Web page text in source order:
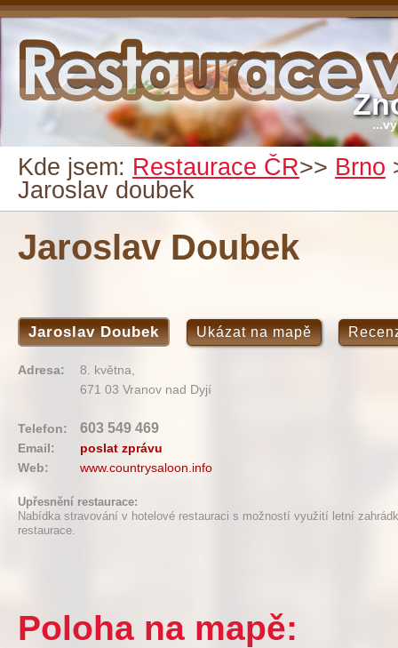
Kde jsem: Restaurace ČR>> Brno
Jaroslav doubek
Jaroslav Doubek
Jaroslav Doubek Ukázat na mapě
Adresa:
8. května,
671 03 Vranov nad Dyjí
Telefon: 603 549 469
Email:
poslat zprávu
Web:
www.countrysaloon.info
Upřesnění restaurace:
Nabídka stravování v hotelové restauraci s možností využití letní
restaurace.
Poloha na mapě: